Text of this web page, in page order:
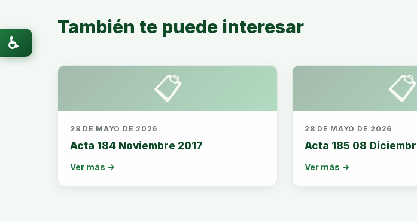
También te puede interesar
📋
28 DE MAYO DE 2026
Acta 184 Noviembre 2017
Ver más →
📋
28 DE MAYO DE 2026
Acta 185 08
Ver más →
♿